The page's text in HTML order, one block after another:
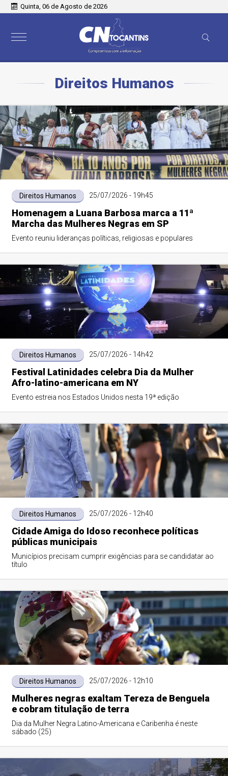
Quinta, 06 de Agosto de 2026
Direitos Humanos
Direitos Humanos 25/07/2026 - 19h45
Homenagem a Luana Barbosa marca a 11ª
Marcha das Mulheres Negras em SP
Evento reuniu lideranças políticas, religiosas e populares
Direitos Humanos 25/07/2026 - 14h42
Festival Latinidades celebra Dia da Mulher
Afro-latino-americana em NY
Evento estreia nos Estados Unidos nesta 19ª edição
Direitos Humanos 25/07/2026 - 12h40
Cidade Amiga do Idoso reconhece políticas
públicas municipais
Municípios precisam cumprir exigências para se candidatar ao
título
Direitos Humanos 25/07/2026 - 12h10
Mulheres negras exaltam Tereza de Benguela
e cobram titulação de terra
Dia da Mulher Negra Latino-Americana e Caribenha é neste
sábado (25)